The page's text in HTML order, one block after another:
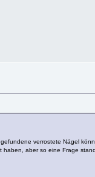
verrostete Nägel
haben, aber so eine Frage